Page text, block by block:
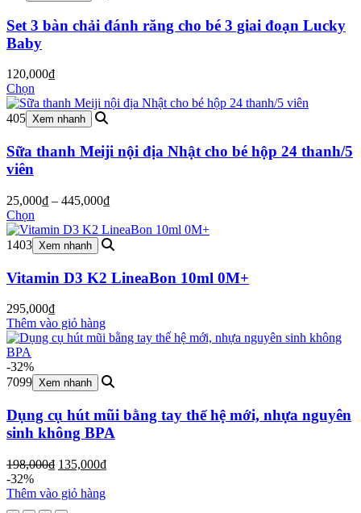
Set 3 bàn chải đánh răng cho bé 3 giai đoạn Lucky
Baby
120,000₫
Chọn
405 Xem nhanh
Sữa thanh Meiji nội địa Nhật cho bé hộp 24 thanh/5
viên
25,000₫ – 445,000₫Khoảng
từ
25,000₫
445,000₫
Chọn
1403 Xem nhanh
Vitamin D3 K2 LineaBon 10ml 0M+
295,000₫
Thêm vào giỏ hàng
-32%
7099 Xem nhanh
Dụng cụ hút mũi bằng tay thế hệ mới, nhựa nguyên
sinh không BPA
198,000₫ Giá
là:
198,000₫.
135,000₫Giá
-32%
Thêm vào giỏ hàng